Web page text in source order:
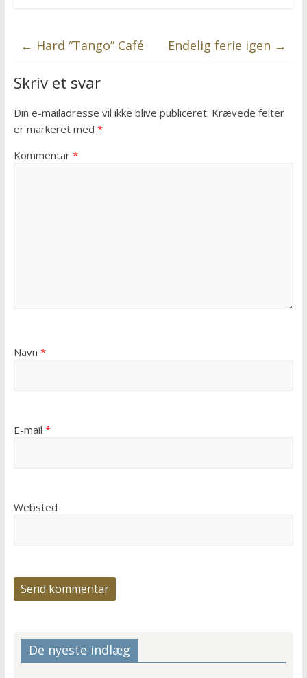
← Hard “Tango” Café Endelig ferie igen →
Skriv et svar
Din e-mailadresse vil ikke blive publiceret. Krævede felter
er markeret med *
Kommentar *
Navn *
E-mail *
Websted
De nyeste indlæg